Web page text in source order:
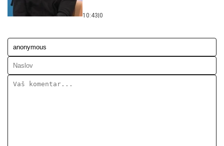
10:43 0